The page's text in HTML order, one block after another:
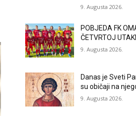
9. Augusta 2026.
POBJEDA FK
ČETVRTOJ
9. Augusta 2026.
Danas je Sveti
su običaji na
9. Augusta 2026.